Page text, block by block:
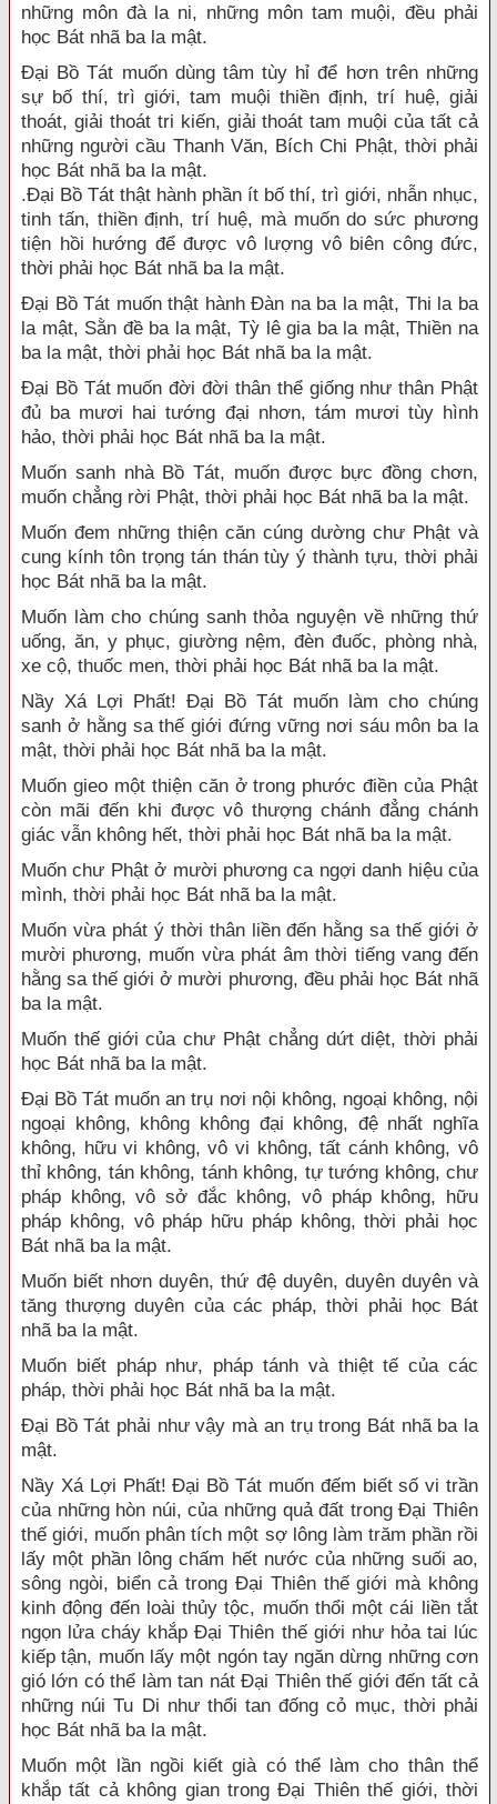
những môn đà la ni, những môn tam muội, đều phải
học Bát nhã ba la mật.
Đại Bồ Tát muốn dùng tâm tùy hỉ để hơn trên những
sự bố thí, trì giới, tam muội thiền định, trí huệ, giải
thoát, giải thoát tri kiến, giải thoát tam muội của tất cả
những người cầu Thanh Văn, Bích Chi Phật, thời phải
học Bát nhã ba la mật.
.Đại Bồ Tát thật hành phần ít bố thí, trì giới, nhẫn nhục,
tinh tấn, thiền định, trí huệ, mà muốn do sức phương
tiện hồi hướng để được vô lượng vô biên công đức,
thời phải học Bát nhã ba la mật.
Đại Bồ Tát muốn thật hành Đàn na ba la mật, Thi la ba
la mật, Sằn đề ba la mật, Tỳ lê gia ba la mật, Thiền na
ba la mật, thời phải học Bát nhã ba la mật.
Đại Bồ Tát muốn đời đời thân thể giống như thân Phật
đủ ba mươi hai tướng đại nhơn, tám mươi tùy hình
hảo, thời phải học Bát nhã ba la mật.
Muốn sanh nhà Bồ Tát, muốn được bực đồng chơn,
muốn chẳng rời Phật, thời phải học Bát nhã ba la mật.
Muốn đem những thiện căn cúng dường chư Phật và
cung kính tôn trọng tán thán tùy ý thành tựu, thời phải
học Bát nhã ba la mật.
Muốn làm cho chúng sanh thỏa nguyện về những thứ
uống, ăn, y phục, giường nệm, đèn đuốc, phòng nhà,
xe cộ, thuốc men, thời phải học Bát nhã ba la mật.
Nầy Xá Lợi Phất! Đại Bồ Tát muốn làm cho chúng
sanh ở hằng sa thế giới đứng vững nơi sáu môn ba la
mật, thời phải học Bát nhã ba la mật.
Muốn gieo một thiện căn ở trong phước điền của Phật
còn mãi đến khi được vô thượng chánh đẳng chánh
giác vẫn không hết, thời phải học Bát nhã ba la mật.
Muốn chư Phật ở mười phương ca ngợi danh hiệu của
mình, thời phải học Bát nhã ba la mật.
Muốn vừa phát ý thời thân liền đến hằng sa thế giới ở
mười phương, muốn vừa phát âm thời tiếng vang đến
hằng sa thế giới ở mười phương, đều phải học Bát nhã
ba la mật.
Muốn thế giới của chư Phật chẳng dứt diệt, thời phải
học Bát nhã ba la mật.
Đại Bồ Tát muốn an trụ nơi nội không, ngoại không, nội
ngoại không, không không đại không, đệ nhất nghĩa
không, hữu vi không, vô vi không, tất cánh không, vô
thỉ không, tán không, tánh không, tự tướng không, chư
pháp không, vô sở đắc không, vô pháp không, hữu
pháp không, vô pháp hữu pháp không, thời phải học
Bát nhã ba la mật.
Muốn biết nhơn duyên, thứ đệ duyên, duyên duyên và
tăng thượng duyên của các pháp, thời phải học Bát
nhã ba la mật.
Muốn biết pháp như, pháp tánh và thiệt tế của các
pháp, thời phải học Bát nhã ba la mật.
Đại Bồ Tát phải như vậy mà an trụ trong Bát nhã ba la
mật.
Nầy Xá Lợi Phất! Đại Bồ Tát muốn đếm biết số vi trần
của những hòn núi, của những quả đất trong Đại Thiên
thế giới, muốn phân tích một sợ lông làm trăm phần rồi
lấy một phần lông chấm hết nước của những suối ao,
sông ngòi, biển cả trong Đại Thiên thế giới mà không
kinh động đến loài thủy tộc, muốn thổi một cái liền tắt
ngọn lửa cháy khắp Đại Thiên thế giới như hỏa tai lúc
kiếp tận, muốn lấy một ngón tay ngăn dừng những cơn
gió lớn có thể làm tan nát Đại Thiên thế giới đến tất cả
những núi Tu Di như thổi tan đống cỏ mục, thời phải
học Bát nhã ba la mật.
Muốn một lần ngồi kiết già có thể làm cho thân thể
khắp tất cả không gian trong Đại Thiên thế giới, thời